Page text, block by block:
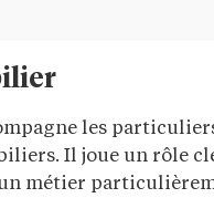
les
Il joue un rôle
métier